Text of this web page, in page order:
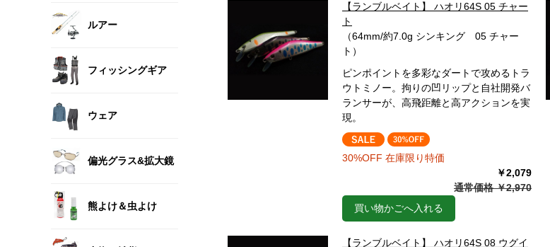
ルアー
フィッシングギア
ウェア
偏光グラス&拡大鏡
熊よけ＆虫よけ
【ランブルベイト】 ハオリ64S 05 チャー
ト
（64mm/約7.0g シンキング 05 チャー
ト）
ピンポイントを多彩なダートで攻めるトラ
ウトミノー。拘りの凹リップと自社開発バ
ランサーが、高飛距離と高アクションを実
現。
30%OFF 在庫限り特価
￥2,079
通常価格 ￥2,970
買い物かごへ入れる
【ランブルベイト】 ハオリ64S 08 ウグイ